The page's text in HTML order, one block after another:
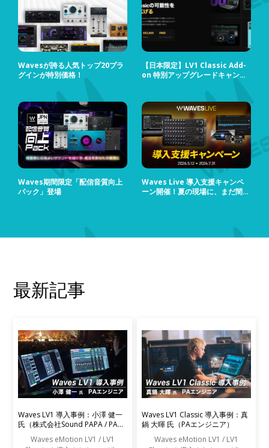
Wavesが誇る人気トップ20プラ
グインが特別価格！
【日本限定】LV1 Classic Add-
on 特別アップグレードキャンペ
Waves期間限定「配信音質向上
パック」登場
Waves Live 導入支援キャンペ
ーン開催！夏の現場に、まだ間に
最新記事
Waves LV1 導入事例：小澤 健一
氏（株式会社Sound PAPA / PAエ
Waves eMotion LV1 / LV1
Waves LV1 Classic 導入事例：真
鍋 大暉 氏（PAエンジニア）
Waves eMotion LV1 / LV1